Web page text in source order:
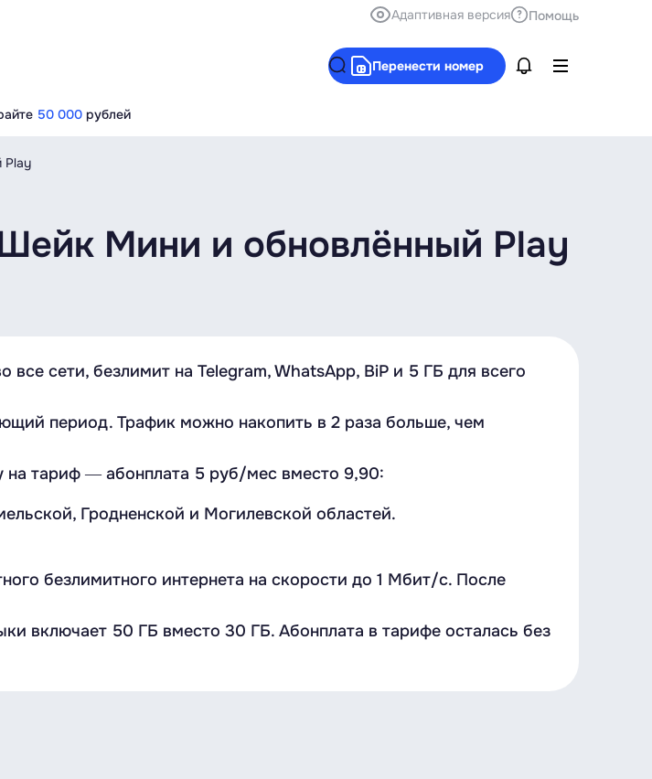
Адаптивная версия Помощь
Перенести номер
50 000 рублей
Play
Мини и обновлённый Play
сети, безлимит на Telegram, WhatsApp, BiP и 5 ГБ для всего
период. Трафик можно накопить в 2 раза больше, чем
тариф ― абонплата 5 руб/мес вместо 9,90:
Гродненской и Могилевской областей.
безлимитного интернета на скорости до 1 Мбит/с. После
включает 50 ГБ вместо 30 ГБ. Абонплата в тарифе осталась без